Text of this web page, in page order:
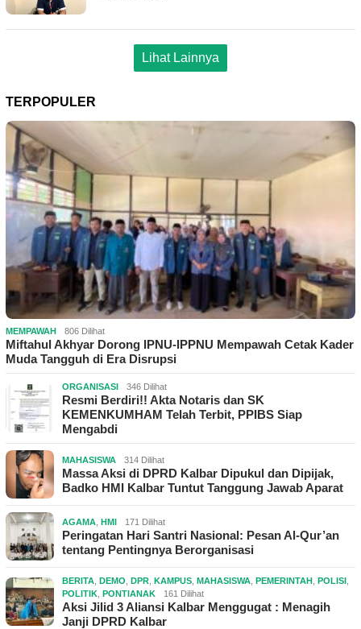
Lihat Lainnya
TERPOPULER
MEMPAWAH 806 Dilihat
Miftahul Akhyar Dorong IPNU-IPPNU Mempawah Cetak Kader
Muda Tangguh di Era Disrupsi
ORGANISASI 346 Dilihat
Resmi Berdiri!! Akta Notaris dan SK
KEMENKUMHAM Telah Terbit, PPIBS Siap
Mengabdi
MAHASISWA 314 Dilihat
Massa Aksi di DPRD Kalbar Dipukul dan Dipijak,
Badko HMI Kalbar Tuntut Tanggung Jawab Aparat
AGAMA HMI 171 Dilihat
Peringatan Hari Santri Nasional: Pesan Al-Qur’an
tentang Pentingnya Berorganisasi
BERITA DEMO DPR KAMPUS MAHASISWA PEMERINTAH POLISI
POLITIK PONTIANAK 161 Dilihat
Aksi Jilid 3 Aliansi Kalbar Menggugat : Menagih
Janji DPRD Kalbar